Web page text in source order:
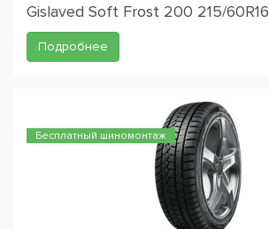
Gislaved Soft Frost 200 215/
Подробнее
Бесплатный шиномонтаж